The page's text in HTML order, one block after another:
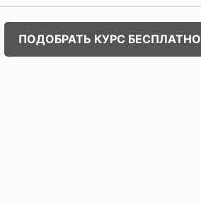
ПОДОБРАТЬ КУРС БЕСПЛАТНО